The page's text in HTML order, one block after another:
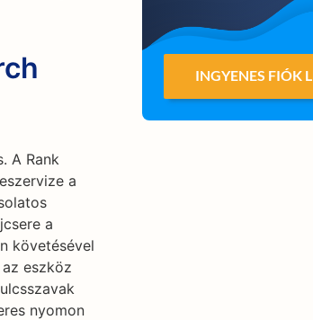
A Rank
a
a
követésével
eszköz
nyomon
INGYENES FIÓK